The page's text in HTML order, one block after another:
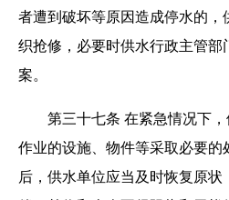
者遭到破坏等原因造成停水的，
织抢修，必要时供水行政主管部
案。
第三十七条 在紧急情况下
作业的设施、物件等采取必要的
后，供水单位应当及时恢复原